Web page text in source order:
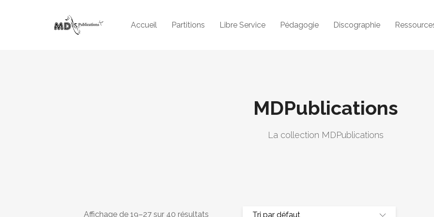
Accueil Partitions Libre Service Pédagogie Discographie
MDPublications
La collection MDPublications
Affichage de 19–27 sur 40 résultats